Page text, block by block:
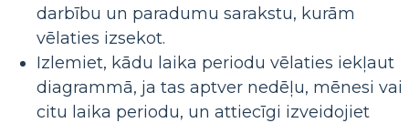
darbību un paradumu sarakstu, kurām
vēlaties izsekot.
Izlemiet, kādu laika periodu vēlaties iekļaut
diagrammā, ja tas aptver nedēļu, mēnesi vai
citu laika periodu, un attiecīgi izveidojiet